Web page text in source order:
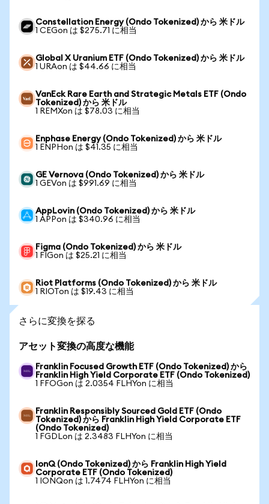
Constellation Energy (Ondo Tokenized) から 米ドル
1 CEGon は $275.71 に相当
Global X Uranium ETF (Ondo Tokenized) から 米ドル
1 URAon は $44.66 に相当
VanEck Rare Earth and Strategic Metals ETF (Ondo
Tokenized) から 米ドル
1 REMXon は $78.03 に相当
Enphase Energy (Ondo Tokenized) から 米ドル
1 ENPHon は $41.35 に相当
GE Vernova (Ondo Tokenized) から 米ドル
1 GEVon は $991.69 に相当
AppLovin (Ondo Tokenized) から 米ドル
1 APPon は $340.96 に相当
Figma (Ondo Tokenized) から 米ドル
1 FIGon は $25.21 に相当
Riot Platforms (Ondo Tokenized) から 米ドル
1 RIOTon は $19.43 に相当
さらに変換を探る
アセット変換の高度な機能
Franklin Focused Growth ETF (Ondo Tokenized) から
Franklin High Yield Corporate ETF (Ondo Tokenized)
1 FFOGon は 2.0354 FLHYon に相当
Franklin Responsibly Sourced Gold ETF (Ondo
Tokenized) から Franklin High Yield Corporate ETF
(Ondo Tokenized)
1 FGDLon は 2.3483 FLHYon に相当
IonQ (Ondo Tokenized) から Franklin High Yield
Corporate ETF (Ondo Tokenized)
1 IONQon は 1.7474 FLHYon に相当